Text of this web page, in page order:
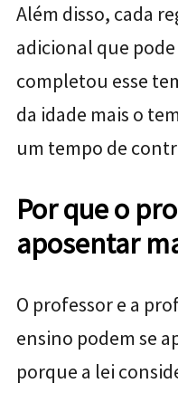
Além disso, cada
adicional que pode
completou esse
da idade mais o
um tempo de
Por que o
aposentar
O professor e a
ensino podem se
porque a lei